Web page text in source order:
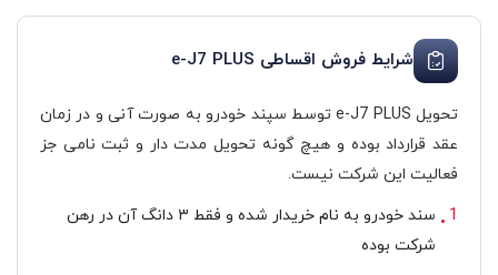
شرایط فروش اقساطی e-J7 PLUS
تحویل e-J7 PLUS توسط سپند خودرو به صورت آنی و در زمان
عقد قرارداد بوده و هیچ گونه تحویل مدت دار و ثبت نامی جز
فعالیت این شرکت نیست.
سند خودرو به نام خریدار شده و فقط ۳ دانگ آن در رهن
شرکت بوده